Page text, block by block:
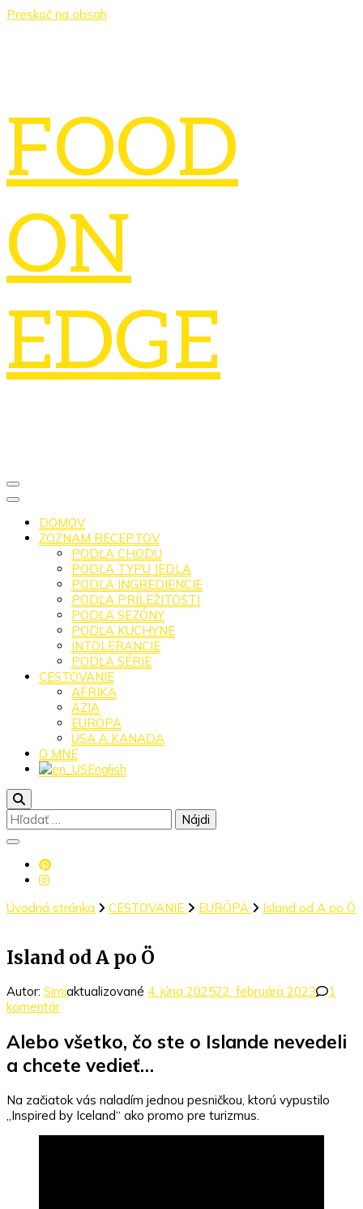
Preskoč na obsah
FOOD
ON
EDGE
DOMOV
ZOZNAM RECEPTOV
PODĽA CHODU
PODĽA TYPU JEDLA
PODĽA INGREDIENCIE
PODĽA PRÍLEŽITOSTI
PODĽA SEZÓNY
PODĽA KUCHYNE
INTOLERANCIE
PODĽA SÉRIE
CESTOVANIE
AFRIKA
ÁZIA
EURÓPA
USA A KANADA
O MNE
English
Hľadať:
Úvodná stránka CESTOVANIE EURÓPA Island od A po Ö
Island od A po Ö
Autor: Simiaktualizované 4. júna 202522. februára 2023
1
komentárna
od
A
po
Alebo všetko, čo ste o Islande nevedeli
a chcete vedieť…
Na začiatok vás naladím jednou pesničkou, ktorú vypustilo
„Inspired by Iceland“ ako promo pre turizmus.